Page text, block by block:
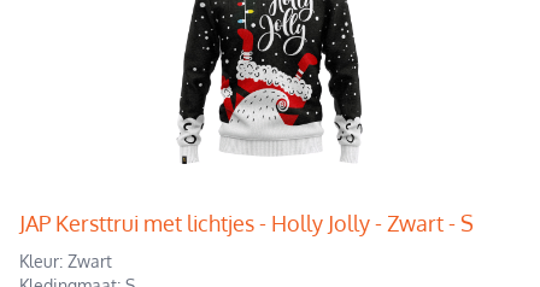
JAP Kersttrui met lichtjes - Holly Jolly - Zwart - S
Kleur: Zwart